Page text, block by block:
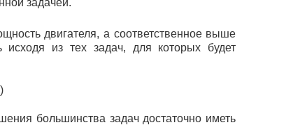
двигателя, а соответственное выше
исходя из тех задач, для которых будет
большинства задач достаточно иметь